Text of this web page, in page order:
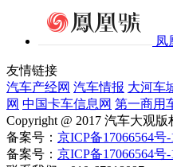
凤
友情链接
汽车产经网 汽车情报 大河车
网 中国卡车信息网 第一商用
Copyright @ 2017 汽车大观版
备案号： 京ICP备17066564号-
备案号： 京ICP备17066564号-